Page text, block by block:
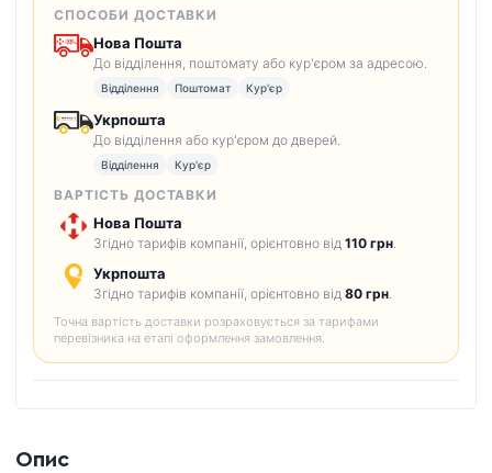
СПОСОБИ ДОСТАВКИ
Нова Пошта
До відділення, поштомату або кур'єром за адресою.
Відділення Поштомат Кур'єр
Укрпошта
До відділення або кур'єром до дверей.
Відділення Кур'єр
ВАРТІСТЬ ДОСТАВКИ
Нова Пошта
Згідно тарифів компанії, орієнтовно від 110 грн
Укрпошта
Згідно тарифів компанії, орієнтовно від 80 грн
Точна вартість доставки розраховується за тарифами
перевізника на етапі оформлення замовлення.
Опис